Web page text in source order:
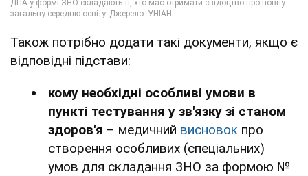
Також потрібно додати такі документи, якщо є
відповідні підстави:
кому необхідні особливі умови в
пункті тестування у зв'язку зі станом
здоров'я – медичний висновок про
створення особливих (спеціальних)
умов для складання ЗНО за формою №